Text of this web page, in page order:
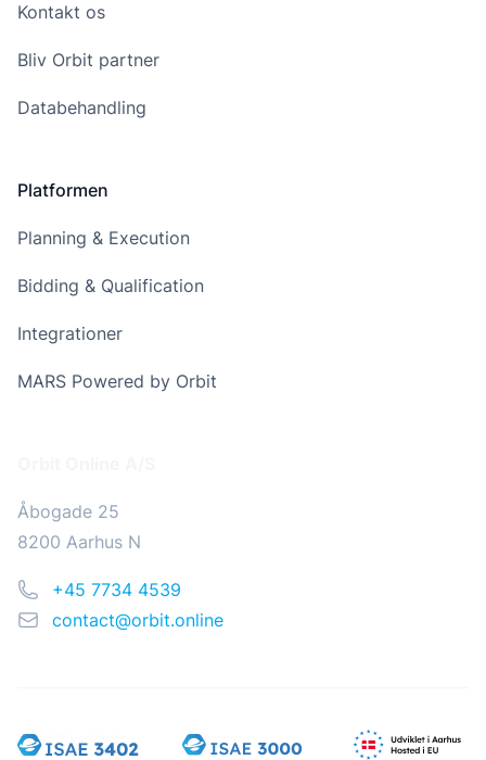
Kontakt os
Bliv Orbit partner
Databehandling
Platformen
Planning & Execution
Bidding & Qualification
Integrationer
MARS Powered by Orbit
Åbogade 25
8200 Aarhus N
Telefon+45 7734 4539
Emailcontact@orbit.online